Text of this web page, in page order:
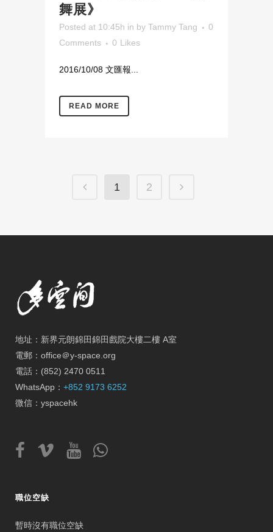
舞展》
Posted at 10:45h in by Tammy Tang
0
Comments
0 Likes
2016/10/08 文匯報...
READ MORE
1 2
地址：新界元朗錦田錦田戲院大樓二樓 A室
電郵：office＠y-space.org
電話：(852) 2470 0511
WhatsApp： +852 9173 6252
微信：yspacehk
職位空缺
暫時沒有職位空缺